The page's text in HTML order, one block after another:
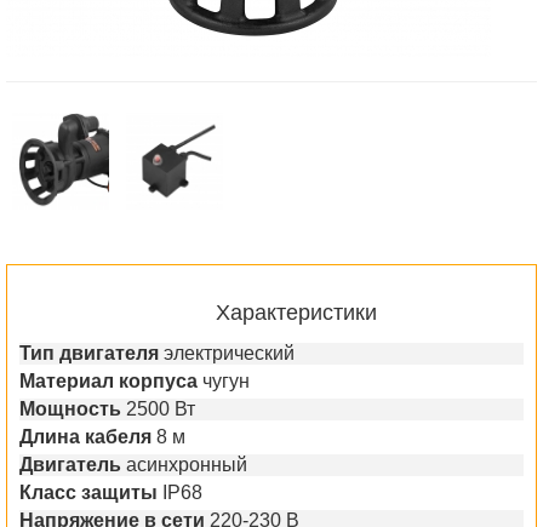
Характеристики
Тип двигателя электрический
Материал корпуса чугун
Мощность 2500 Вт
Длина кабеля 8 м
Двигатель асинхронный
Класс защиты
IP68
Напряжение в сети 220-230 В